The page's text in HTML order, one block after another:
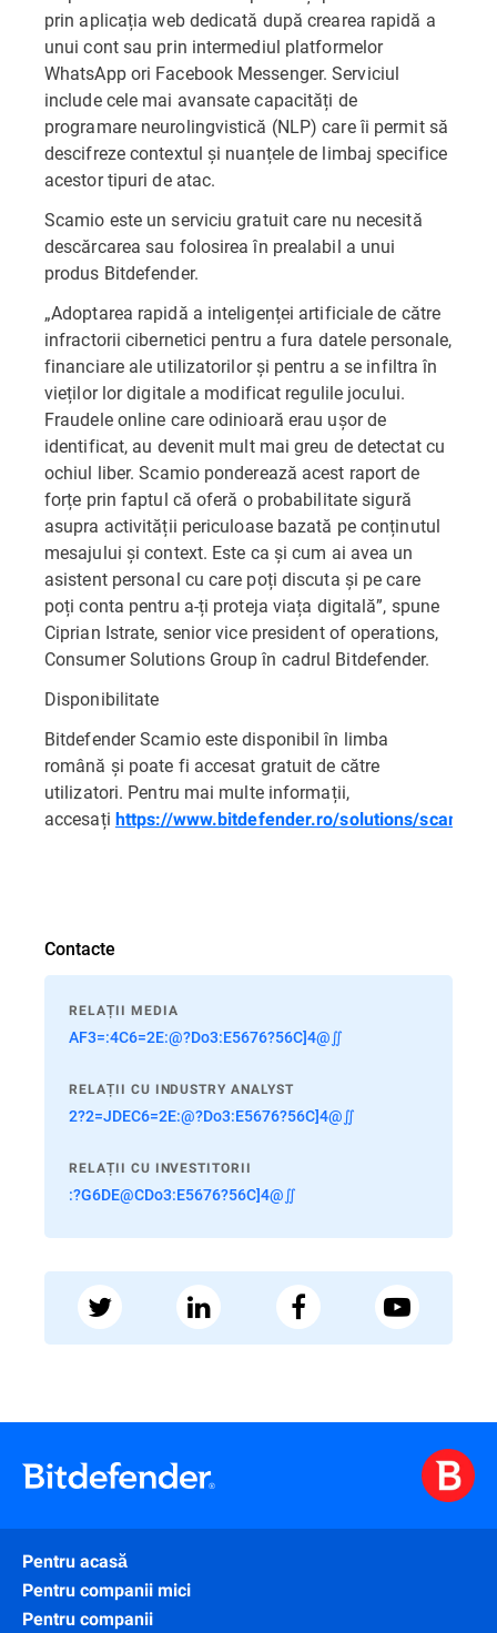
prin aplicația web dedicată după crearea rapidă a
unui cont sau prin intermediul platformelor
WhatsApp ori Facebook Messenger. Serviciul
include cele mai avansate capacități de
programare neurolingvistică (NLP) care îi permit să
descifreze contextul și nuanțele de limbaj specifice
acestor tipuri de atac.
Scamio este un serviciu gratuit care nu necesită
descărcarea sau folosirea în prealabil a unui
produs Bitdefender.
„Adoptarea rapidă a inteligenței artificiale de către
infractorii cibernetici pentru a fura datele personale,
financiare ale utilizatorilor și pentru a se infiltra în
vieților lor digitale a modificat regulile jocului.
Fraudele online care odinioară erau ușor de
identificat, au devenit mult mai greu de detectat cu
ochiul liber. Scamio ponderează acest raport de
forțe prin faptul că oferă o probabilitate sigură
asupra activității periculoase bazată pe conținutul
mesajului și context. Este ca și cum ai avea un
asistent personal cu care poți discuta și pe care
poți conta pentru a-ți proteja viața digitală”, spune
Ciprian Istrate, senior vice president of operations,
Consumer Solutions Group în cadrul Bitdefender.
Disponibilitate
Bitdefender Scamio este disponibil în limba
română și poate fi accesat gratuit de către
utilizatori. Pentru mai multe informații,
accesați https://www.bitdefender.ro/solutions/
Contacte
RELAȚII MEDIA
AF3=:4C6=2E:@?Do3:E5676?56C]4@∬
RELAȚII CU INDUSTRY ANALYST
2?2=JDEC6=2E:@?Do3:E5676?56C]4@∬
RELAȚII CU INVESTITORII
:?G6DE@CDo3:E5676?56C]4@∬
Pentru acasă
Pentru companii mici
Pentru companii